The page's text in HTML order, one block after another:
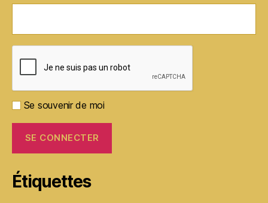
Se souvenir de moi
Étiquettes